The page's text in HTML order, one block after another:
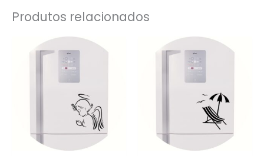
Produtos relacionados